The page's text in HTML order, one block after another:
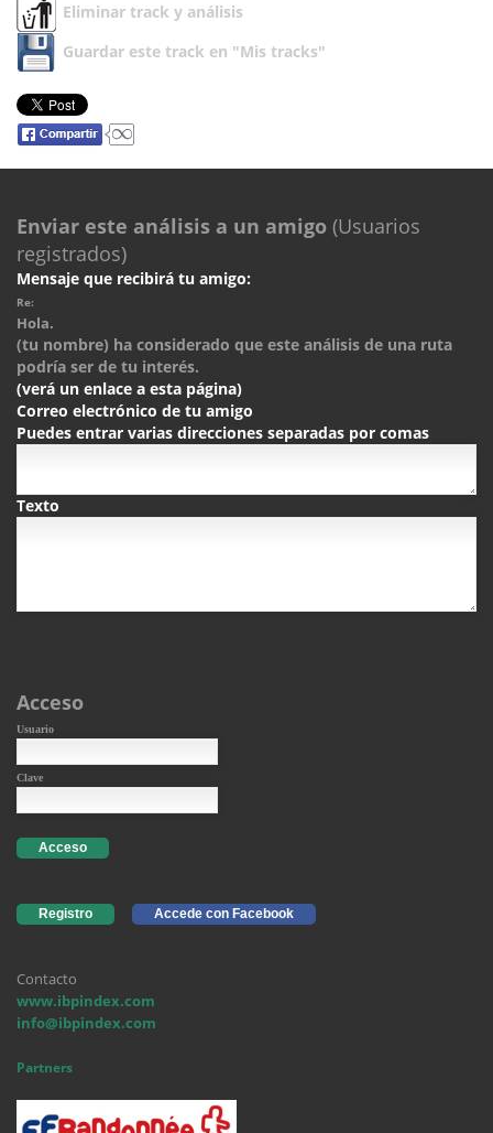
Eliminar track y análisis
Guardar este track en "Mis tracks"
Enviar este análisis a un amigo (Usuarios
registrados)
Mensaje que recibirá tu amigo:
Re:
Hola.
(tu nombre) ha considerado que este análisis de una ruta
podría ser de tu interés.
(verá un enlace a esta página)
Correo electrónico de tu amigo
Puedes entrar varias direcciones separadas por comas
Texto
Acceso
Usuario
Clave
Acceso
Registro Accede con Facebook
Contacto
www.ibpindex.com
info@ibpindex.com
Partners